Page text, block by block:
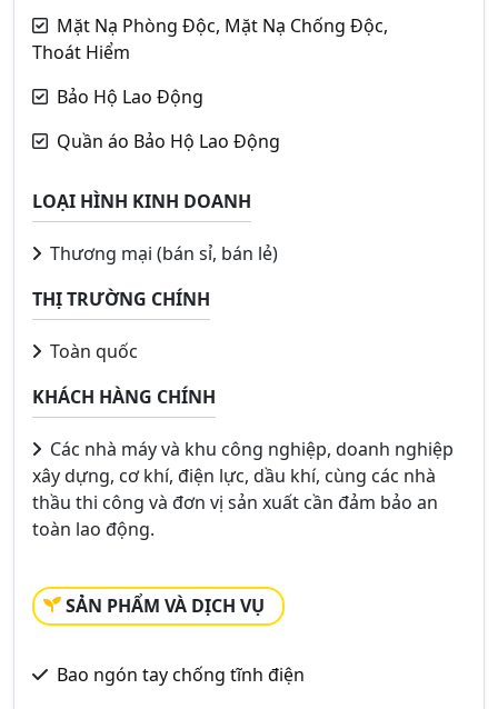
Mặt Nạ Phòng Độc, Mặt Nạ Chống Độc,
Thoát Hiểm
Bảo Hộ Lao Động
Quần áo Bảo Hộ Lao Động
LOẠI HÌNH KINH DOANH
Thương mại (bán sỉ, bán lẻ)
THỊ TRƯỜNG CHÍNH
Toàn quốc
KHÁCH HÀNG CHÍNH
Các nhà máy và khu công nghiệp, doanh nghiệp
xây dựng, cơ khí, điện lực, dầu khí, cùng các nhà
thầu thi công và đơn vị sản xuất cần đảm bảo an
toàn lao động.
SẢN PHẨM VÀ DỊCH VỤ
Bao ngón tay chống tĩnh điện